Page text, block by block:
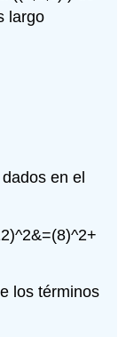
largo
en el
los términos